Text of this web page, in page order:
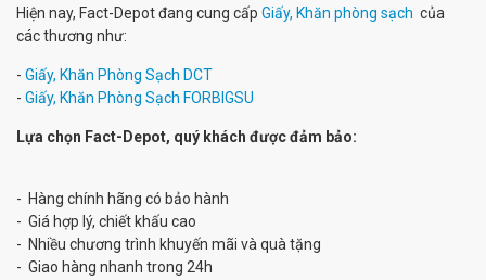
Hiện nay, Fact-Depot đang cung cấp Giấy, Khăn phòng sạch của
các thương như:
- Giấy, Khăn Phòng Sạch DCT
- Giấy, Khăn Phòng Sạch FORBIGSU
Lựa chọn Fact-Depot, quý khách được đảm bảo:
- Hàng chính hãng có bảo hành
- Giá hợp lý, chiết khấu cao
- Nhiều chương trình khuyến mãi và quà tặng
- Giao hàng nhanh trong 24h